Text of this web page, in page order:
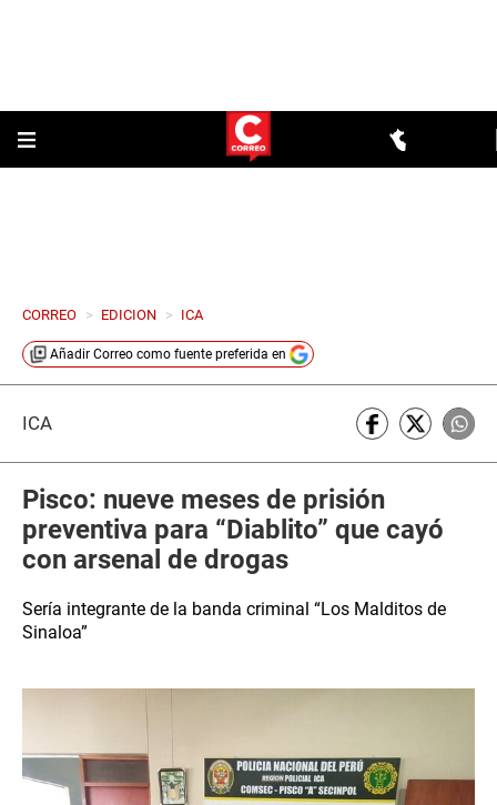
CORREO > EDICION > ICA
Añadir Correo como fuente preferida en
ICA
Pisco: nueve meses de prisión
preventiva para “Diablito” que cayó
con arsenal de drogas
Sería integrante de la banda criminal “Los Malditos de
Sinaloa”